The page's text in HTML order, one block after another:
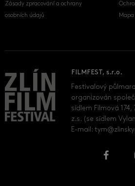
Zásady zpracování a ochrany
osobních údajů
FILMFEST, s.r.o.
Festivalový
organizován
sídlem Filmová 174,
z.s. (se sídlem
E-mail: